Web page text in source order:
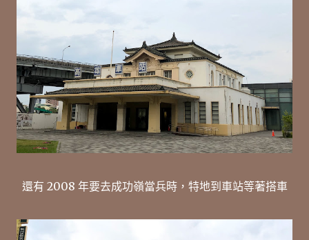
還有 2008 年要去成功嶺當兵時，特地到車站等著搭車